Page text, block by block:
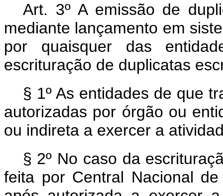
Art. 3º A emissão de
mediante lançamento em
por quaisquer das
escrituração de duplicatas
§ 1º As entidades de que
autorizadas por órgão ou
ou indireta a exercer a
§ 2º No caso da
feita por Central Nacional